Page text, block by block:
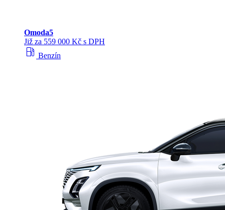
Omoda5
Již za 559 000 Kč s DPH
local_gas_station Benzín